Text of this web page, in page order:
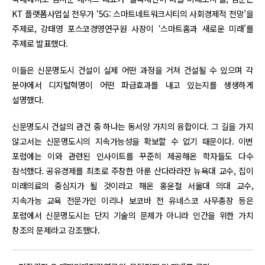
KT 플랫폼사업실 전무가 ‘5G: 스마트네트워크시티의 사회경제적 전망’을
주제로, 강태영 포스코경영연구원 사장이 ‘스마트홈과 새로운 미래’를
주제로 발표했다.
이들은 신문명도시 건설이 실제 어떤 과정을 거쳐 건설될 수 있으며 각
분야에서 디지털혁명이 어떤 파급효과를 내고 있는지를 생생하게
설명했다.
신문명도시 건설의 관건 중 하나는 동서양 가치의 융합이다. 그 길을 가지
않고서는 신문명도시의 지속가능성을 확보할 수 없기 때문이다. 이번
포럼에는 이와 관련된 인사이트를 꾸준히 제공해온 학자들도 다수
참석했다. 공유경제를 최초로 주창한 아룬 산다라라잔 뉴욕대 교수, 집이
미래의료의 중심지가 될 것이라고 해온 홍윤철 서울대 의대 교수,
지속가능 교육 전문가인 이리나 보코바 전 유네스코 사무총장 등은
포럼에서 신문명도시는 단지 기술의 문제가 아니라 인간을 위한 가치
창조의 문제라고 강조했다.